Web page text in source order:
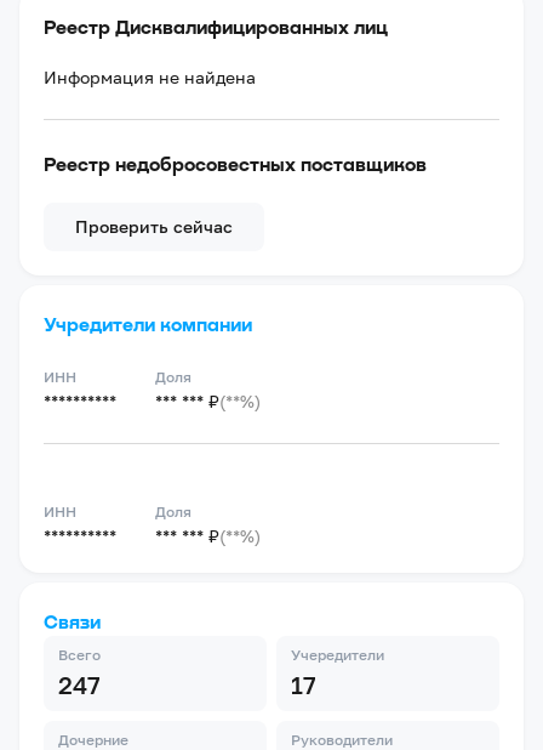
Реестр Дисквалифицированных лиц
Информация не найдена
Реестр недобросовестных поставщиков
Проверить сейчас
Учредители компании
ИНН
**********
Доля
*** *** ₽(**%)
ИНН
**********
Доля
*** *** ₽(**%)
Связи
Всего
247
Учередители
17
Дочерние Руководители